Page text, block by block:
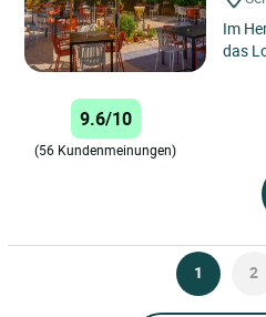
Im
das
9.6/10
(56 Kundenmeinungen)
1 2